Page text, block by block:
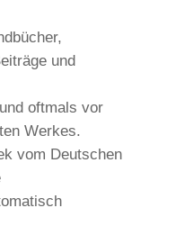
und
oftmals vor
Werkes.
vom Deutschen